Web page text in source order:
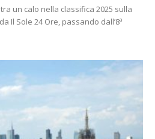
un calo nella classifica 2025 sulla
Il Sole 24 Ore, passando dall’8ª